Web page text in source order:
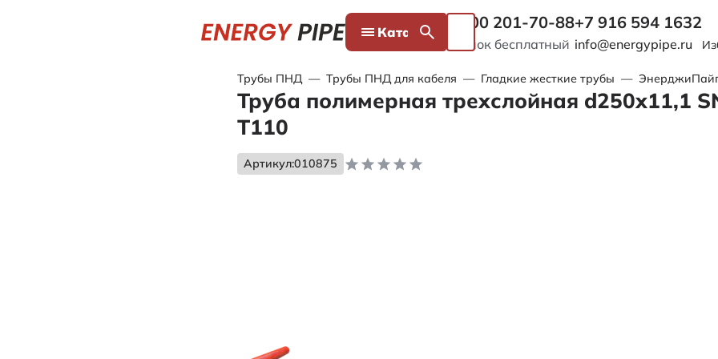
Каталог 8 800 201-70-88
Звонок бесплатный
+7 916 594 1632
info@energypipe.ru
Трубы ПНД — Трубы ПНД для кабеля — Гладкие жесткие трубы — ЭнерджиПайп
Труба полимерная трехслойная d250х11,1
Т110
Артикул:010875